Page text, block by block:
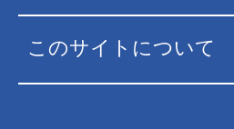
このサイトについて